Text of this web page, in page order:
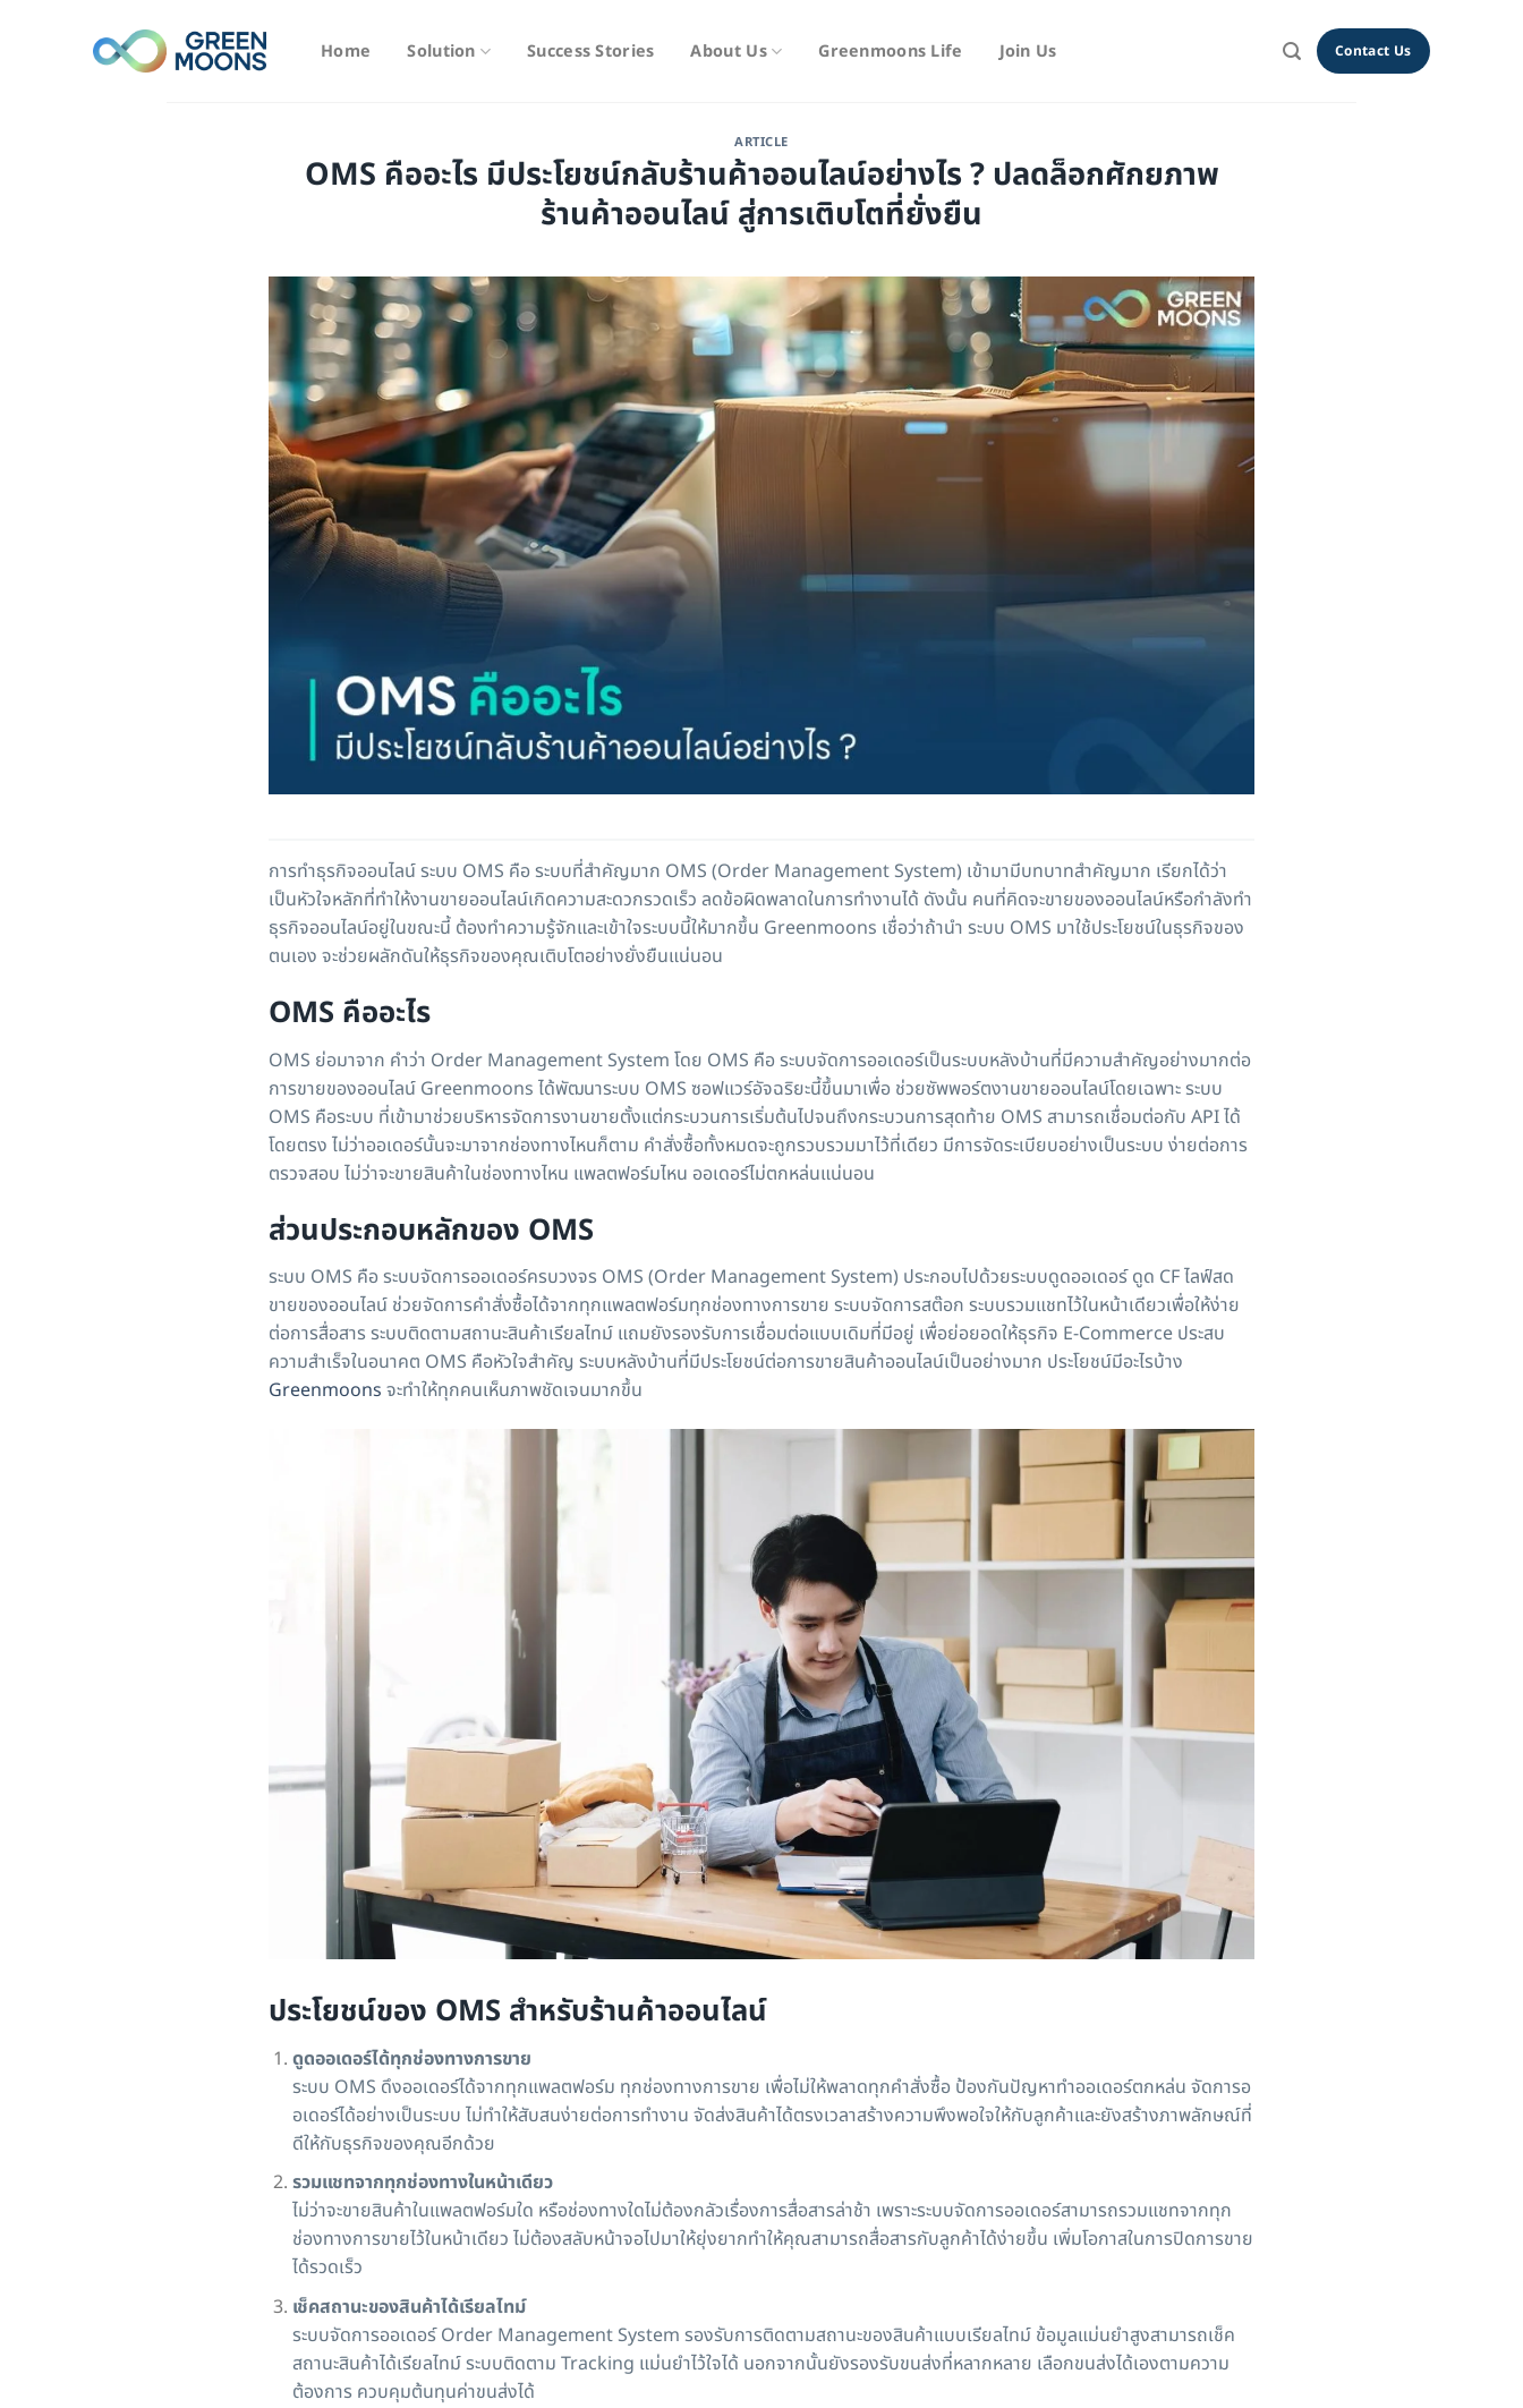
Home Solution Success Stories About Us Greenmoons Life Join Us Contact Us
ARTICLE
OMS คืออะไร มีประโยชน์กลับร้านค้าออนไลน์อย่างไร ? ปลดล็อกศักยภาพ
ร้านค้าออนไลน์ สู่การเติบโตที่ยั่งยืน
การทำธุรกิจออนไลน์ ระบบ OMS คือ ระบบที่สำคัญมาก OMS (Order Management System) เข้ามามีบทบาทสำคัญมาก เรียกได้ว่า
เป็นหัวใจหลักที่ทำให้งานขายออนไลน์เกิดความสะดวกรวดเร็ว ลดข้อผิดพลาดในการทำงานได้ ดังนั้น คนที่คิดจะขายของออนไลน์หรือกำลังทำ
ธุรกิจออนไลน์อยู่ในขณะนี้ ต้องทำความรู้จักและเข้าใจระบบนี้ให้มากขึ้น Greenmoons เชื่อว่าถ้านำ ระบบ OMS มาใช้ประโยชน์ในธุรกิจของ
ตนเอง จะช่วยผลักดันให้ธุรกิจของคุณเติบโตอย่างยั่งยืนแน่นอน
OMS คืออะไร
OMS ย่อมาจาก คำว่า Order Management System โดย OMS คือ ระบบจัดการออเดอร์เป็นระบบหลังบ้านที่มีความสำคัญอย่างมากต่อ
การขายของออนไลน์ Greenmoons ได้พัฒนาระบบ OMS ซอฟแวร์อัจฉริยะนี้ขึ้นมาเพื่อ ช่วยซัพพอร์ตงานขายออนไลน์โดยเฉพาะ ระบบ
OMS คือระบบ ที่เข้ามาช่วยบริหารจัดการงานขายตั้งแต่กระบวนการเริ่มต้นไปจนถึงกระบวนการสุดท้าย OMS สามารถเชื่อมต่อกับ API ได้
โดยตรง ไม่ว่าออเดอร์นั้นจะมาจากช่องทางไหนก็ตาม คำสั่งซื้อทั้งหมดจะถูกรวบรวมมาไว้ที่เดียว มีการจัดระเบียบอย่างเป็นระบบ ง่ายต่อการ
ตรวจสอบ ไม่ว่าจะขายสินค้าในช่องทางไหน แพลตฟอร์มไหน ออเดอร์ไม่ตกหล่นแน่นอน
ส่วนประกอบหลักของ OMS
ระบบ OMS คือ ระบบจัดการออเดอร์ครบวงจร OMS (Order Management System) ประกอบไปด้วยระบบดูดออเดอร์ ดูด CF ไลฟ์สด
ขายของออนไลน์ ช่วยจัดการคำสั่งซื้อได้จากทุกแพลตฟอร์มทุกช่องทางการขาย ระบบจัดการสต๊อก ระบบรวมแชทไว้ในหน้าเดียวเพื่อให้ง่าย
ต่อการสื่อสาร ระบบติดตามสถานะสินค้าเรียลไทม์ แถมยังรองรับการเชื่อมต่อแบบเดิมที่มีอยู่ เพื่อย่อยอดให้ธุรกิจ E-Commerce ประสบ
ความสำเร็จในอนาคต OMS คือหัวใจสำคัญ ระบบหลังบ้านที่มีประโยชน์ต่อการขายสินค้าออนไลน์เป็นอย่างมาก ประโยชน์มีอะไรบ้าง
Greenmoons จะทำให้ทุกคนเห็นภาพชัดเจนมากขึ้น
ประโยชน์ของ OMS สำหรับร้านค้าออนไลน์
ดูดออเดอร์ได้ทุกช่องทางการขาย
ระบบ OMS ดึงออเดอร์ได้จากทุกแพลตฟอร์ม ทุกช่องทางการขาย เพื่อไม่ให้พลาดทุกคำสั่งซื้อ ป้องกันปัญหาทำออเดอร์ตกหล่น จัดการอ
อเดอร์ได้อย่างเป็นระบบ ไม่ทำให้สับสนง่ายต่อการทำงาน จัดส่งสินค้าได้ตรงเวลาสร้างความพึงพอใจให้กับลูกค้าและยังสร้างภาพลักษณ์ที่
ดีให้กับธุรกิจของคุณอีกด้วย
รวมแชทจากทุกช่องทางในหน้าเดียว
ไม่ว่าจะขายสินค้าในแพลตฟอร์มใด หรือช่องทางใดไม่ต้องกลัวเรื่องการสื่อสารล่าช้า เพราะระบบจัดการออเดอร์สามารถรวมแชทจากทุก
ช่องทางการขายไว้ในหน้าเดียว ไม่ต้องสลับหน้าจอไปมาให้ยุ่งยากทำให้คุณสามารถสื่อสารกับลูกค้าได้ง่ายขึ้น เพิ่มโอกาสในการปิดการขาย
ได้รวดเร็ว
เช็คสถานะของสินค้าได้เรียลไทม์
ระบบจัดการออเดอร์ Order Management System รองรับการติดตามสถานะของสินค้าแบบเรียลไทม์ ข้อมูลแม่นยำสูงสามารถเช็ค
สถานะสินค้าได้เรียลไทม์ ระบบติดตาม Tracking แม่นยำไว้ใจได้ นอกจากนั้นยังรองรับขนส่งที่หลากหลาย เลือกขนส่งได้เองตามความ
ต้องการ ควบคุมต้นทุนค่าขนส่งได้